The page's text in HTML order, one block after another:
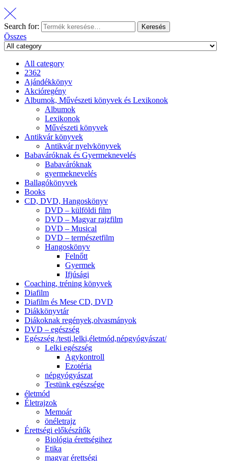
Search for: Keresés
Összes
All category
2362
Ajándékkönyv
Akcióregény
Albumok, Művészeti könyvek és Lexikonok
Albumok
Lexikonok
Művészeti könyvek
Antikvár könyvek
Antikvár nyelvkönyvek
Babaváróknak és Gyermeknevelés
Babaváróknak
gyermeknevelés
Ballagókönyvek
Books
CD, DVD, Hangoskönyv
DVD – külföldi film
DVD – Magyar rajzfilm
DVD – Musical
DVD – természetfilm
Hangoskönyv
Felnőtt
Gyermek
Ifjúsági
Coaching, tréning könyvek
Diafilm
Diafilm és Mese CD, DVD
Diákkönyvtár
Diákoknak regények,olvasmányok
DVD – egészség
Egészség /testi,lelki,életmód,népgyógyászat/
Lelki egészség
Agykontroll
Ezotéria
népgyógyászat
Testünk egészsége
életmód
Életrajzok
Memoár
önéletrajz
Érettségi előkészítők
Biológia érettségihez
Etika
magyar érettségi